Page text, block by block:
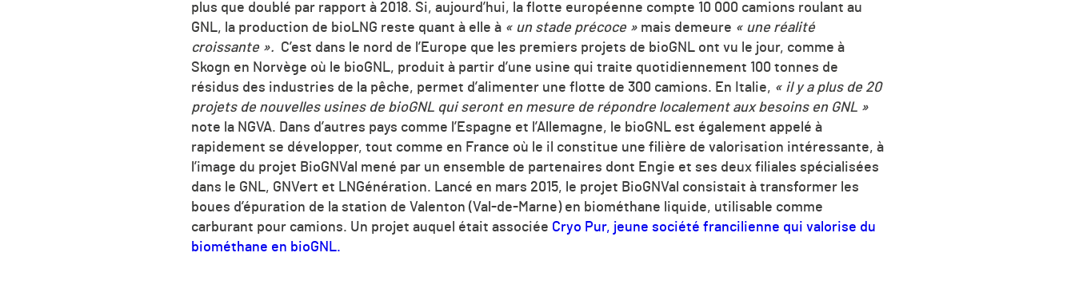
plus que doublé par rapport à 2018. Si, aujourd’hui, la flotte européenne compte 10 000 camions roulant au
GNL, la production de bioLNG reste quant à elle à « un stade précoce » mais demeure « une réalité
croissante ». C’est dans le nord de l’Europe que les premiers projets de bioGNL ont vu le jour, comme à
Skogn en Norvège où le bioGNL, produit à partir d’une usine qui traite quotidiennement 100 tonnes de
résidus des industries de la pêche, permet d’alimenter une flotte de 300 camions. En Italie, « il y a plus de 20
projets de nouvelles usines de bioGNL qui seront en mesure de répondre localement aux besoins en GNL »
note la NGVA. Dans d’autres pays comme l’Espagne et l’Allemagne, le bioGNL est également appelé à
rapidement se développer, tout comme en France où le il constitue une filière de valorisation intéressante, à
l’image du projet BioGNVal mené par un ensemble de partenaires dont Engie et ses deux filiales spécialisées
dans le GNL, GNVert et LNGénération. Lancé en mars 2015, le projet BioGNVal consistait à transformer les
boues d’épuration de la station de Valenton (Val-de-Marne) en biométhane liquide, utilisable comme
carburant pour camions. Un projet auquel était associée Cryo Pur, jeune société francilienne qui valorise du
biométhane en bioGNL.